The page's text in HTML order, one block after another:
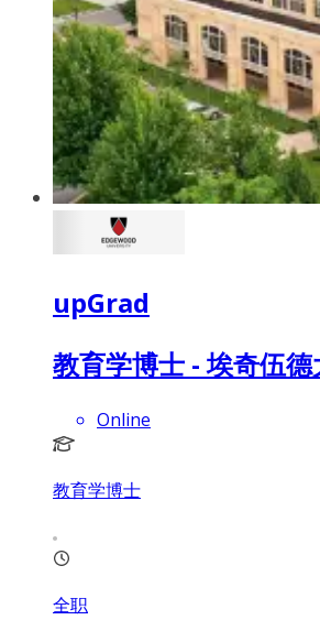
upGrad
教育学博士 - 埃奇伍
Online
教育学博士
全职